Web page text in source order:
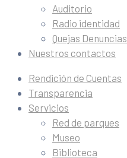
Auditorio
Radio identidad
Quejas Denuncias
Nuestros contactos
Rendición de Cuentas
Transparencia
Servicios
Red de parques
Museo
Biblioteca